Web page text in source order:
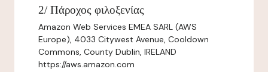
2/ Πάροχος φιλοξενίας
Amazon Web Services EMEA SARL (AWS
Europe), 4033 Citywest Avenue, Cooldown
Commons, County Dublin, IRELAND
https://aws.amazon.com